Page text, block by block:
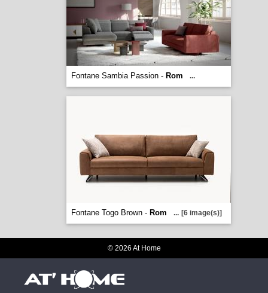
Fontane Sambia Passion - Rom ...
Fontane Togo Brown - Rom ... [6 image(s)]
© 2026 At Home